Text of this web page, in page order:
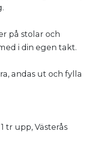
på stolar och
i din egen takt.
andas ut och fylla
tr upp, Västerås